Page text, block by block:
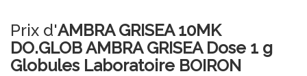
Prix d'AMBRA GRISEA 10MK
DO.GLOB AMBRA GRISEA Dose 1 g
Globules Laboratoire BOIRON